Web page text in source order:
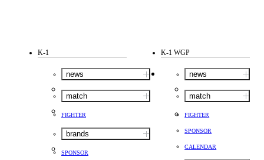
K-1
news
match
FIGHTER
brands
SPONSOR
K-1 WGP
news
match
FIGHTER
SPONSOR
CALENDAR